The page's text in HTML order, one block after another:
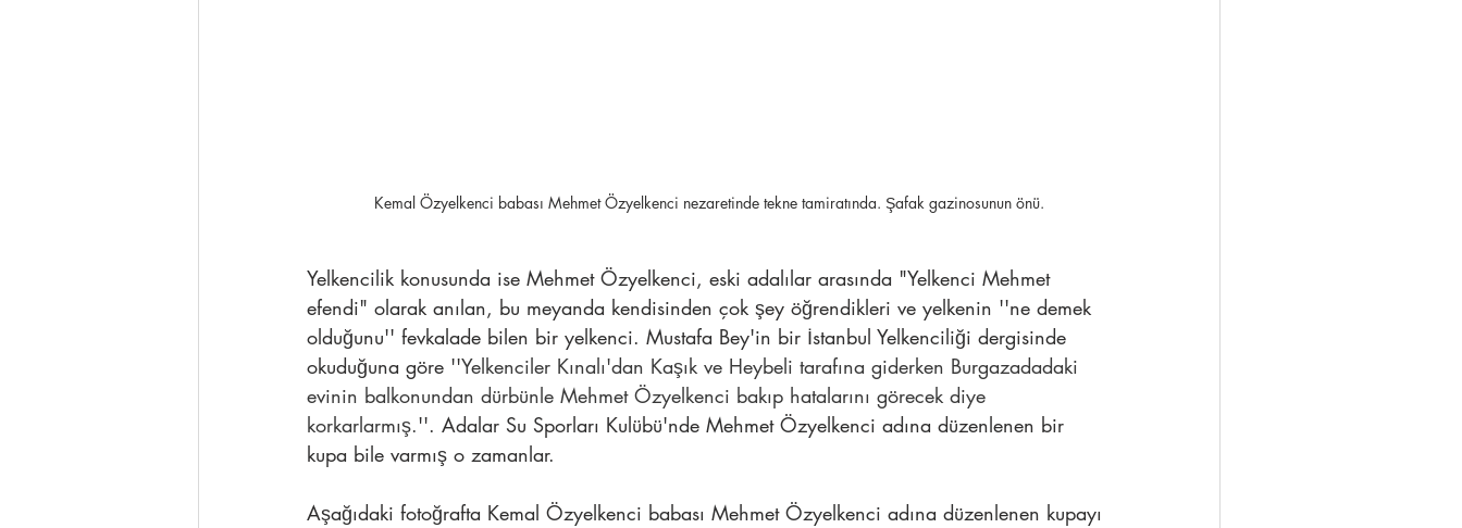
Kemal Özyelkenci babası Mehmet Özyelkenci nezaretinde tekne tamiratında. Şafak gazinosunun önü.
Yelkencilik konusunda ise Mehmet Özyelkenci, eski adalılar arasında "Yelkenci Mehmet
efendi" olarak anılan, bu meyanda kendisinden çok şey öğrendikleri ve yelkenin ''ne demek
olduğunu'' fevkalade bilen bir yelkenci. Mustafa Bey'in bir İstanbul Yelkenciliği dergisinde
okuduğuna göre ''Yelkenciler Kınalı'dan Kaşık ve Heybeli tarafına giderken Burgazadadaki
evinin balkonundan dürbünle Mehmet Özyelkenci bakıp hatalarını görecek diye
korkarlarmış.''. Adalar Su Sporları Kulübü'nde Mehmet Özyelkenci adına düzenlenen bir
kupa bile varmış o zamanlar.
Aşağıdaki fotoğrafta Kemal Özyelkenci babası Mehmet Özyelkenci adına düzenlenen kupayı